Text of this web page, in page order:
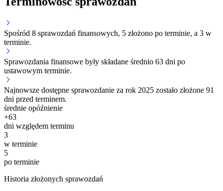
Spośród 8 sprawozdań finansowych, 5 złożono po terminie, a 3 w
terminie.
Sprawozdania finansowe były składane średnio 63 dni po
ustawowym terminie.
Najnowsze dostępne sprawozdanie za rok 2025 zostało złożone 91
dni przed terminem.
średnie opóźnienie
+63
dni względem terminu
3
w terminie
5
po terminie
Historia złożonych sprawozdań